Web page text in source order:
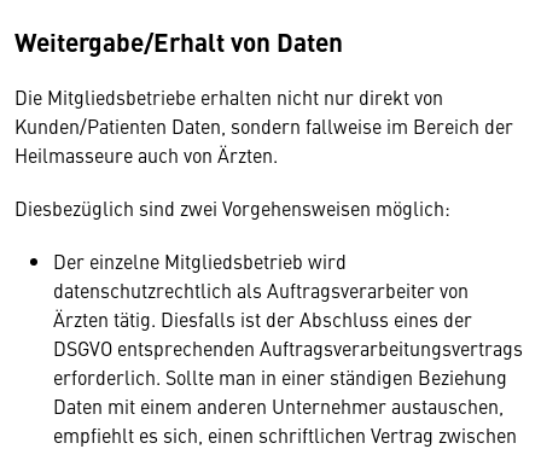
Weitergabe/Erhalt von Daten
Die Mitgliedsbetriebe erhalten nicht nur direkt von
Kunden/Patienten Daten, sondern fallweise im Bereich der
Heilmasseure auch von Ärzten.
Diesbezüglich sind zwei Vorgehensweisen möglich:
Der einzelne Mitgliedsbetrieb wird
datenschutzrechtlich als Auftragsverarbeiter von
Ärzten tätig. Diesfalls ist der Abschluss eines der
DSGVO entsprechenden Auftragsverarbeitungsvertrags
erforderlich. Sollte man in einer ständigen Beziehung
Daten mit einem anderen Unternehmer austauschen,
empfiehlt es sich, einen schriftlichen Vertrag zwischen